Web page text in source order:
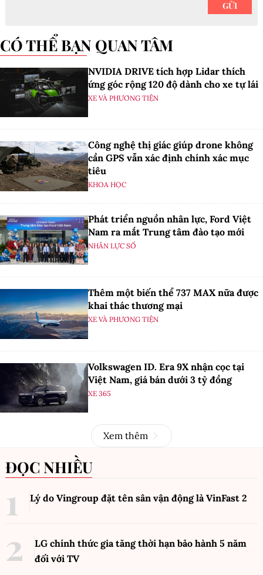
CÓ THỂ BẠN QUAN TÂM
NVIDIA DRIVE tích hợp Lidar thích
ứng góc rộng 120 độ dành cho xe tự lái
XE VÀ PHƯƠNG TIỆN
Công nghệ thị giác giúp drone không
cần GPS vẫn xác định chính xác mục
tiêu
KHOA HỌC
Phát triển nguồn nhân lực, Ford Việt
Nam ra mắt Trung tâm đào tạo mới
NHÂN LỰC SỐ
Thêm một biến thể 737 MAX nữa được
khai thác thương mại
XE VÀ PHƯƠNG TIỆN
Volkswagen ID. Era 9X nhận cọc tại
Việt Nam, giá bán dưới 3 tỷ đồng
XE 365
Xem thêm
ĐỌC NHIỀU
Lý do Vingroup đặt tên sân vận động là VinFast 2
LG chính thức gia tăng thời hạn bảo hành 5 năm
đối với TV